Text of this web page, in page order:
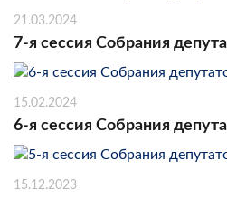
21.03.2024
7-я сессия Собрания
15.02.2024
6-я сессия Собрания
15.12.2023